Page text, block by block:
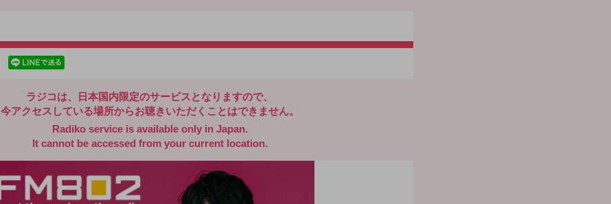
ラジコは、日本国内限定のサービスとなりますので、
今アクセスしている場所からお聴きいただくことはできません。
Radiko service is available only in Japan.
It cannot be accessed from your current location.